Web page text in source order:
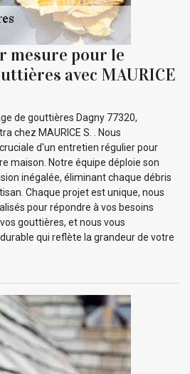
mesure pour le
avec MAURICE
de gouttières Dagny 77320,
chez MAURICE S. . Nous
d'un entretien régulier pour
maison. Notre équipe déploie son
inégalée, éliminant chaque débris
Chaque projet est unique, nous
pour répondre à vos besoins
gouttières, et nous vous
qui reflète la grandeur de votre